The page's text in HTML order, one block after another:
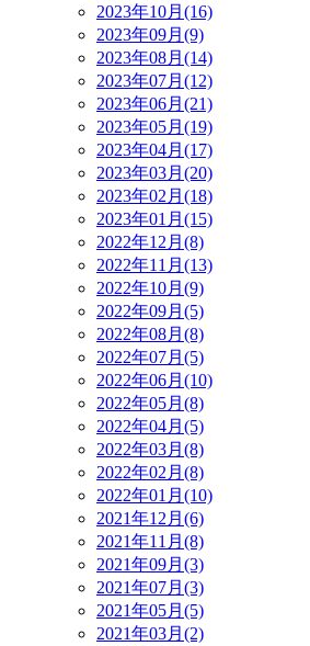
2023年10月(16)
2023年09月(9)
2023年08月(14)
2023年07月(12)
2023年06月(21)
2023年05月(19)
2023年04月(17)
2023年03月(20)
2023年02月(18)
2023年01月(15)
2022年12月(8)
2022年11月(13)
2022年10月(9)
2022年09月(5)
2022年08月(8)
2022年07月(5)
2022年06月(10)
2022年05月(8)
2022年04月(5)
2022年03月(8)
2022年02月(8)
2022年01月(10)
2021年12月(6)
2021年11月(8)
2021年09月(3)
2021年07月(3)
2021年05月(5)
2021年03月(2)